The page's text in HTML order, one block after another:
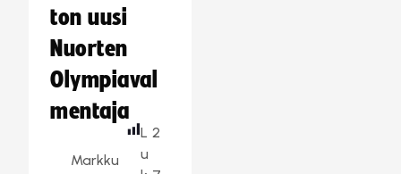
ton uusi
Nuorten
Olympiaval
mentaja
Markku
L
u
2